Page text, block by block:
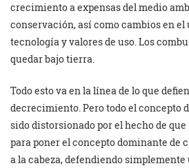
crecimiento a expensas del medio
conservación, así como cambios en el
tecnología y valores de uso. Los
quedar bajo tierra.
Todo esto va en la línea de lo que
decrecimiento. Pero todo el concepto
sido distorsionado por el hecho de
para poner el concepto dominante de
a la cabeza, defendiendo